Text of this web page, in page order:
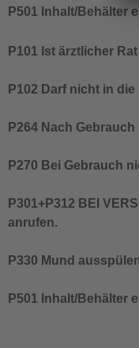
P501 Inhalt/Behälter
P101 Ist ärztlicher
P102 Darf nicht in
P264 Nach
P270 Bei Gebrauch
P301+P312 BEI
anrufen.
P330 Mund
P501 Inhalt/Behälter